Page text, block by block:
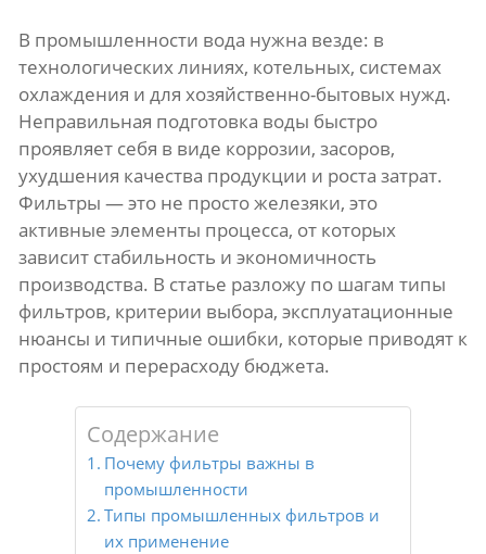
В промышленности вода нужна везде: в
технологических линиях, котельных, системах
охлаждения и для хозяйственно-бытовых нужд.
Неправильная подготовка воды быстро
проявляет себя в виде коррозии, засоров,
ухудшения качества продукции и роста затрат.
Фильтры — это не просто железяки, это
активные элементы процесса, от которых
зависит стабильность и экономичность
производства. В статье разложу по шагам типы
фильтров, критерии выбора, эксплуатационные
нюансы и типичные ошибки, которые приводят к
простоям и перерасходу бюджета.
Содержание
Почему фильтры важны в
промышленности
Типы промышленных фильтров и
их применение